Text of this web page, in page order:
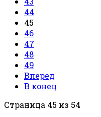
44
45
46
47
48
49
Вперед
В конец
Страница 45 из 54